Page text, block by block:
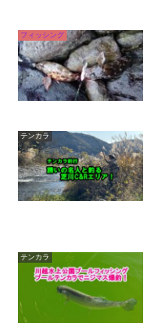
フィッシング
テンカラ
テンカラ